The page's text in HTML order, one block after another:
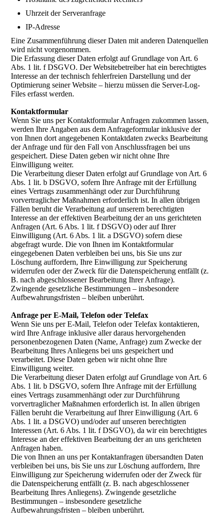
Uhrzeit der Serveranfrage
IP-Adresse
Eine Zusammenführung dieser Daten mit anderen Datenquellen
wird nicht vorgenommen.
Die Erfassung dieser Daten erfolgt auf Grundlage von Art. 6
Abs. 1 lit. f DSGVO. Der Websitebetreiber hat ein berechtigtes
Interesse an der technisch fehlerfreien Darstellung und der
Optimierung seiner Website – hierzu müssen die Server-Log-
Files erfasst werden.
Kontaktformular
Wenn Sie uns per Kontaktformular Anfragen zukommen lassen,
werden Ihre Angaben aus dem Anfrageformular inklusive der
von Ihnen dort angegebenen Kontaktdaten zwecks Bearbeitung
der Anfrage und für den Fall von Anschlussfragen bei uns
gespeichert. Diese Daten geben wir nicht ohne Ihre
Einwilligung weiter.
Die Verarbeitung dieser Daten erfolgt auf Grundlage von Art. 6
Abs. 1 lit. b DSGVO, sofern Ihre Anfrage mit der Erfüllung
eines Vertrags zusammenhängt oder zur Durchführung
vorvertraglicher Maßnahmen erforderlich ist. In allen übrigen
Fällen beruht die Verarbeitung auf unserem berechtigten
Interesse an der effektiven Bearbeitung der an uns gerichteten
Anfragen (Art. 6 Abs. 1 lit. f DSGVO) oder auf Ihrer
Einwilligung (Art. 6 Abs. 1 lit. a DSGVO) sofern diese
abgefragt wurde. Die von Ihnen im Kontaktformular
eingegebenen Daten verbleiben bei uns, bis Sie uns zur
Löschung auffordern, Ihre Einwilligung zur Speicherung
widerrufen oder der Zweck für die Datenspeicherung entfällt (z.
B. nach abgeschlossener Bearbeitung Ihrer Anfrage).
Zwingende gesetzliche Bestimmungen – insbesondere
Aufbewahrungsfristen – bleiben unberührt.
Anfrage per E-Mail, Telefon oder Telefax
Wenn Sie uns per E-Mail, Telefon oder Telefax kontaktieren,
wird Ihre Anfrage inklusive aller daraus hervorgehenden
personenbezogenen Daten (Name, Anfrage) zum Zwecke der
Bearbeitung Ihres Anliegens bei uns gespeichert und
verarbeitet. Diese Daten geben wir nicht ohne Ihre
Einwilligung weiter.
Die Verarbeitung dieser Daten erfolgt auf Grundlage von Art. 6
Abs. 1 lit. b DSGVO, sofern Ihre Anfrage mit der Erfüllung
eines Vertrags zusammenhängt oder zur Durchführung
vorvertraglicher Maßnahmen erforderlich ist. In allen übrigen
Fällen beruht die Verarbeitung auf Ihrer Einwilligung (Art. 6
Abs. 1 lit. a DSGVO) und/oder auf unseren berechtigten
Interessen (Art. 6 Abs. 1 lit. f DSGVO), da wir ein berechtigtes
Interesse an der effektiven Bearbeitung der an uns gerichteten
Anfragen haben.
Die von Ihnen an uns per Kontaktanfragen übersandten Daten
verbleiben bei uns, bis Sie uns zur Löschung auffordern, Ihre
Einwilligung zur Speicherung widerrufen oder der Zweck für
die Datenspeicherung entfällt (z. B. nach abgeschlossener
Bearbeitung Ihres Anliegens). Zwingende gesetzliche
Bestimmungen – insbesondere gesetzliche
Aufbewahrungsfristen – bleiben unberührt.